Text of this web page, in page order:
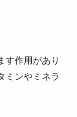
す作用があり
ミンやミネラ